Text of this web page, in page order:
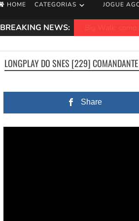
HOME CATEGORIAS JOGUE
BREAKING NEWS:
LONGPLAY DO SNES [229]
Share